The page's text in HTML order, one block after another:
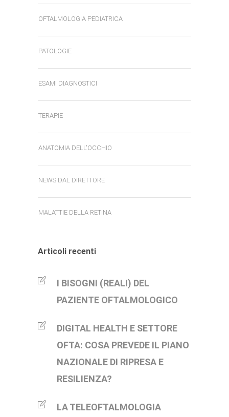
OFTALMOLOGIA PEDIATRICA
PATOLOGIE
ESAMI DIAGNOSTICI
TERAPIE
ANATOMIA DELL'OCCHIO
NEWS DAL DIRETTORE
MALATTIE DELLA RETINA
Articoli recenti
I BISOGNI (REALI) DEL
PAZIENTE OFTALMOLOGICO
DIGITAL HEALTH E SETTORE
OFTA: COSA PREVEDE IL PIANO
NAZIONALE DI RIPRESA E
RESILIENZA?
LA TELEOFTALMOLOGIA